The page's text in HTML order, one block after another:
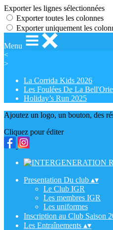
Exporter les lignes sélectionnées
Exporter toutes les colonnes
Exporter uniquement les
Menu
<
>
La Corrida Kids 2026
Les Foulées De La
Holiday’s Run 2025
Ajoutez un logo, un bouton, des
Cliquez pour éditer
Presentation Du club ▴▾
Le Club IGR
Les membres IGR
Les uniformes
Inscription au Club Saison
Les Entraînements ▴▾